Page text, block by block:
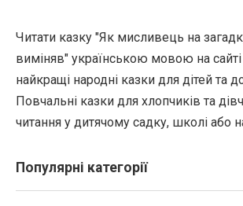
Читати казку "Як мисливець на
виміняв" українською мовою на
найкращі народні казки для дітей та
Повчальні казки для хлопчиків та
читання у дитячому садку, школі або
Популярні категорії